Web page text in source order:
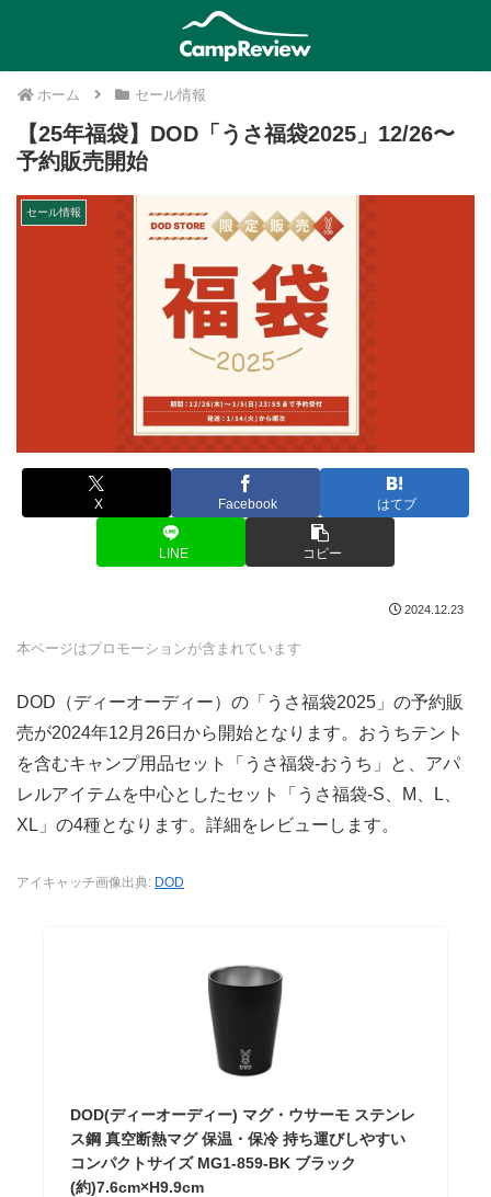
ホーム セール情報
【25年福袋】DOD「うさ福袋2025」12/26〜
予約販売開始
セール情報
X Facebook はてブ
LINE コピー
2024.12.23
本ページはプロモーションが含まれています
DOD（ディーオーディー）の「うさ福袋2025」の予約販
売が2024年12月26日から開始となります。おうちテント
を含むキャンプ用品セット「うさ福袋-おうち」と、アパ
レルアイテムを中心としたセット「うさ福袋-S、M、L、
XL」の4種となります。詳細をレビューします。
アイキャッチ画像出典: DOD
DOD(ディーオーディー) マグ・ウサーモ ステンレ
ス鋼 真空断熱マグ 保温・保冷 持ち運びしやすい
コンパクトサイズ MG1-859-BK ブラック
(約)7.6cm×H9.9cm